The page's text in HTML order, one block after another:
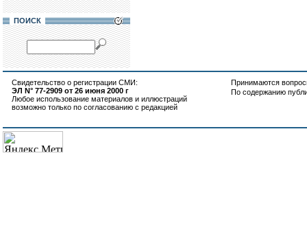
ПОИСК
Свидетельство о регистрации СМИ:
ЭЛ N° 77-2909 от 26 июня 2000 г
Любое использование материалов и иллюстраций
возможно только по согласованию с редакцией
Принимаются
По содержанию